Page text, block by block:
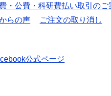
・公費・科研費払い取引のご
らの声 ご注文の取り消し
公式ページ